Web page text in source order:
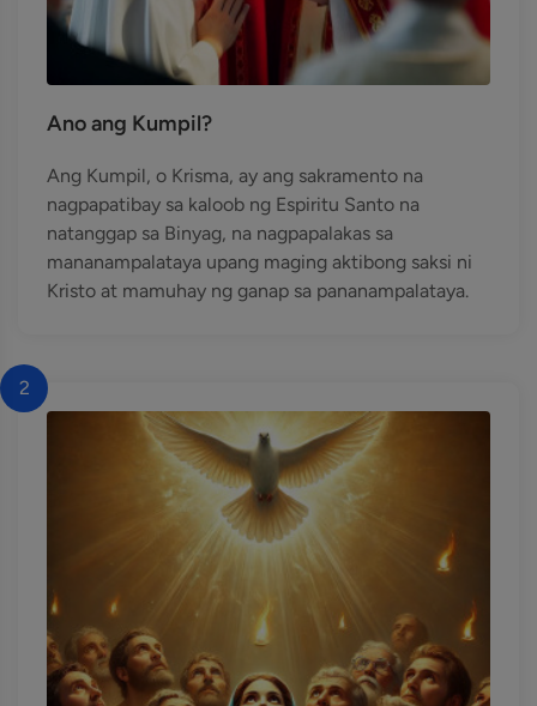
Ano ang Kumpil?
Ang Kumpil, o Krisma, ay ang sakramento na
nagpapatibay sa kaloob ng Espiritu Santo na
natanggap sa Binyag, na nagpapalakas sa
mananampalataya upang maging aktibong saksi ni
Kristo at mamuhay ng ganap sa pananampalataya.
2